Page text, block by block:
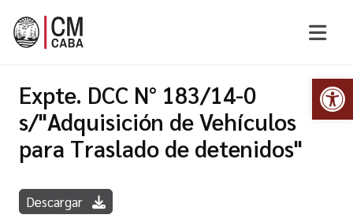
Expte. DCC N° 183/14-0
s/"Adquisición de Vehículos
para Traslado de detenidos"
Descargar